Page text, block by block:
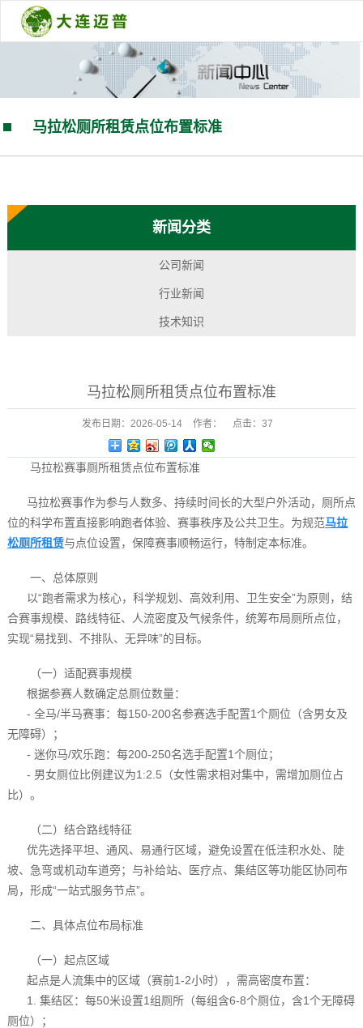
马拉松厕所租赁点位布置标准
新闻分类
公司新闻
行业新闻
技术知识
马拉松厕所租赁点位布置标准
发布日期： 2026-05-14 作者： 点击： 37
马拉松赛事厕所租赁点位布置标准
马拉松赛事作为参与人数多、持续时间长的大型户外活动，厕所点
位的科学布置直接影响跑者体验、赛事秩序及公共卫生。为规范马拉
松厕所租赁与点位设置，保障赛事顺畅运行，特制定本标准。
一、总体原则
以“跑者需求为核心，科学规划、高效利用、卫生安全”为原则，结
合赛事规模、路线特征、人流密度及气候条件，统筹布局厕所点位，
实现“易找到、不排队、无异味”的目标。
（一）适配赛事规模
根据参赛人数确定总厕位数量：
- 全马/半马赛事：每150-200名参赛选手配置1个厕位（含男女及
无障碍）；
- 迷你马/欢乐跑：每200-250名选手配置1个厕位；
- 男女厕位比例建议为1:2.5（女性需求相对集中，需增加厕位占
比）。
（二）结合路线特征
优先选择平坦、通风、易通行区域，避免设置在低洼积水处、陡
坡、急弯或机动车道旁；与补给站、医疗点、集结区等功能区协同布
局，形成“一站式服务节点”。
二、具体点位布局标准
（一）起点区域
起点是人流集中的区域（赛前1-2小时），需高密度布置：
1. 集结区：每50米设置1组厕所（每组含6-8个厕位，含1个无障碍
厕位）；